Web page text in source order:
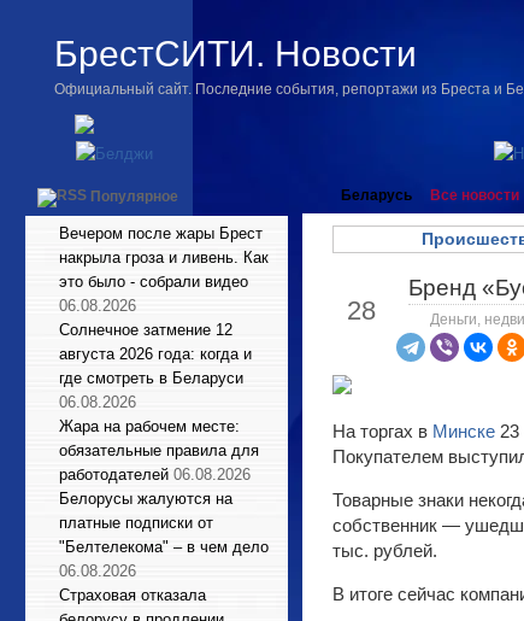
БрестСИТИ. Новости
Официальный сайт. Последние события, репортажи из Бреста и
Популярное
Вечером после жары Брест
накрыла гроза и ливень. Как
это было - собрали видео
06.08.2026
Солнечное затмение 12
августа 2026 года: когда и
где смотреть в Беларуси
06.08.2026
Жара на рабочем месте:
обязательные правила для
работодателей 06.08.2026
Белорусы жалуются на
платные подписки от
"Белтелекома" – в чем дело
06.08.2026
Страховая отказала
Беларусь Все новости
28
Бренд
Деньги,
На торгах в Минске 23
Покупателем
Товарные знаки
собственник —
тыс. рублей.
В итоге сейчас